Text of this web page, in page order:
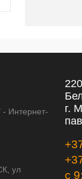
Интернет-
ул
г.
с